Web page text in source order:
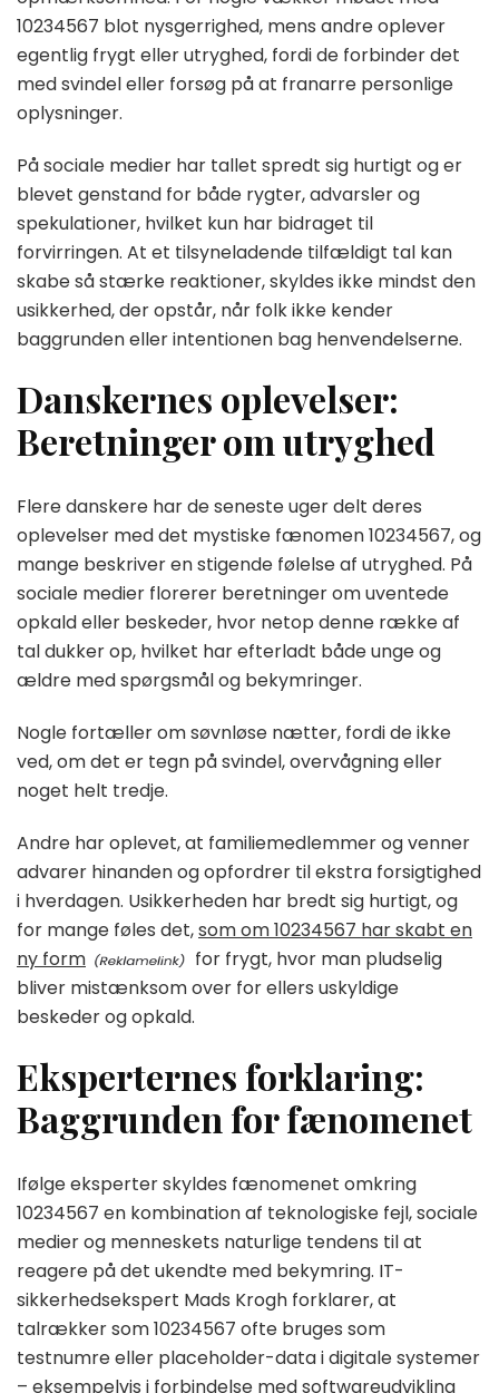
10234567 blot nysgerrighed, mens andre oplever
egentlig frygt eller utryghed, fordi de forbinder det
med svindel eller forsøg på at franarre personlige
oplysninger.
På sociale medier har tallet spredt sig hurtigt og er
blevet genstand for både rygter, advarsler og
spekulationer, hvilket kun har bidraget til
forvirringen. At et tilsyneladende tilfældigt tal kan
skabe så stærke reaktioner, skyldes ikke mindst den
usikkerhed, der opstår, når folk ikke kender
baggrunden eller intentionen bag henvendelserne.
Danskernes oplevelser:
Beretninger om utryghed
Flere danskere har de seneste uger delt deres
oplevelser med det mystiske fænomen 10234567, og
mange beskriver en stigende følelse af utryghed. På
sociale medier florerer beretninger om uventede
opkald eller beskeder, hvor netop denne række af
tal dukker op, hvilket har efterladt både unge og
ældre med spørgsmål og bekymringer.
Nogle fortæller om søvnløse nætter, fordi de ikke
ved, om det er tegn på svindel, overvågning eller
noget helt tredje.
Andre har oplevet, at familiemedlemmer og venner
advarer hinanden og opfordrer til ekstra forsigtighed
i hverdagen. Usikkerheden har bredt sig hurtigt, og
for mange føles det,som om 10234567 har skabt en
ny form
for frygt, hvor man pludselig
bliver mistænksom over for ellers uskyldige
beskeder og opkald.
Eksperternes forklaring:
Baggrunden for fænomenet
Ifølge eksperter skyldes fænomenet omkring
10234567 en kombination af teknologiske fejl, sociale
medier og menneskets naturlige tendens til at
reagere på det ukendte med bekymring. IT-
sikkerhedsekspert Mads Krogh forklarer, at
talrækker som 10234567 ofte bruges som
testnumre eller placeholder-data i digitale systemer
– eksempelvis i forbindelse med softwareudvikling